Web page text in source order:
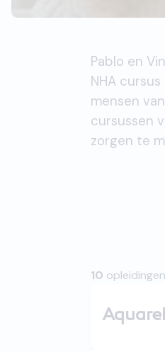
Pablo en
NHA
mensen
cursussen
zorgen te
10